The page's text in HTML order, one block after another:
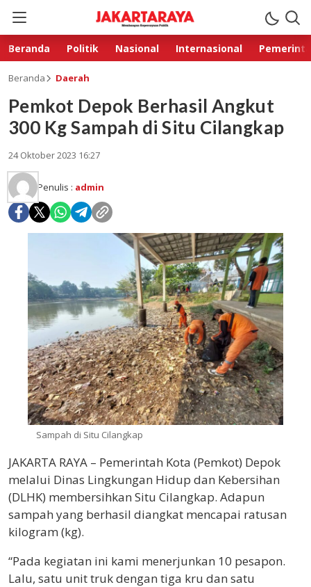
Beranda Politik Nasional Internasional
Beranda Daerah
Pemkot Depok Berhasil Angkut
300 Kg Sampah di Situ Cilangkap
24 Oktober 2023 16:27
Penulis : admin
Sampah di Situ Cilangkap
JAKARTA RAYA – Pemerintah Kota (Pemkot) Depok
melalui Dinas Lingkungan Hidup dan Kebersihan
(DLHK) membersihkan Situ Cilangkap. Adapun
sampah yang berhasil diangkat mencapai ratusan
kilogram (kg).
“Pada kegiatan ini kami menerjunkan 10 pesapon.
Lalu, satu unit truk dengan tiga kru dan satu